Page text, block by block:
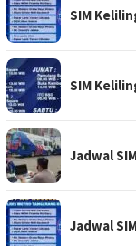
SIM
SIM
Jadwal
Jadwal